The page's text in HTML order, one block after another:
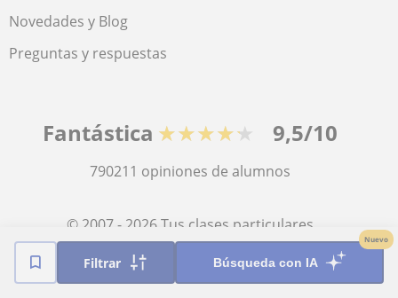
Filtrar Búsqueda con IA
Nuevo
Novedades y Blog
Preguntas y respuestas
Fantástica ★★★★★ 9,5/10
790211 opiniones de alumnos
© 2007 - 2026 Tus clases particulares
Mapa web: Profesores particulares